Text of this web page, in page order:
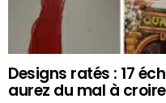
Designs ratés : 17
aurez du mal à